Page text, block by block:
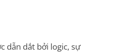
dẫn dắt bởi logic, sự